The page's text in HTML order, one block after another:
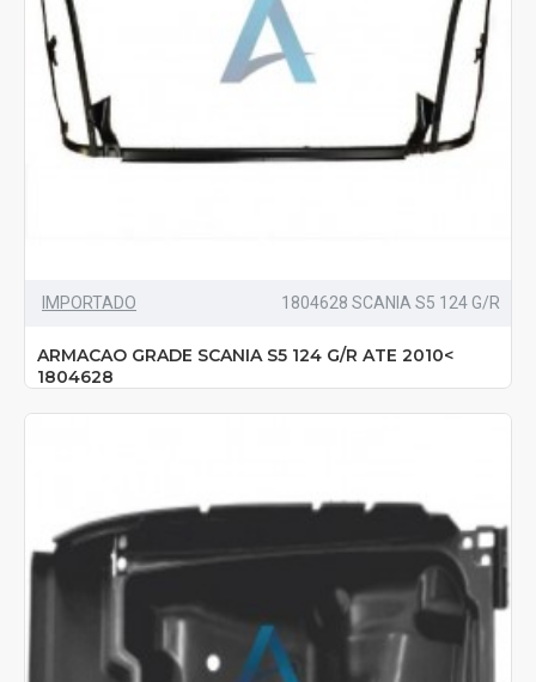
IMPORTADO 1804628 SCANIA S5 124 G/R
ARMACAO GRADE SCANIA S5 124 G/R ATE 2010<
1804628